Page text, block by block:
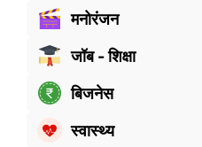
मनोरंजन
जॉब - शिक्षा
बिजनेस
स्वास्थ्य